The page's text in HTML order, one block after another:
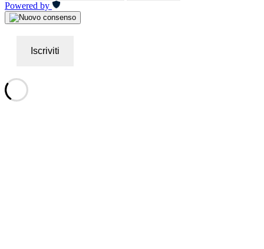
Powered by
Iscriviti